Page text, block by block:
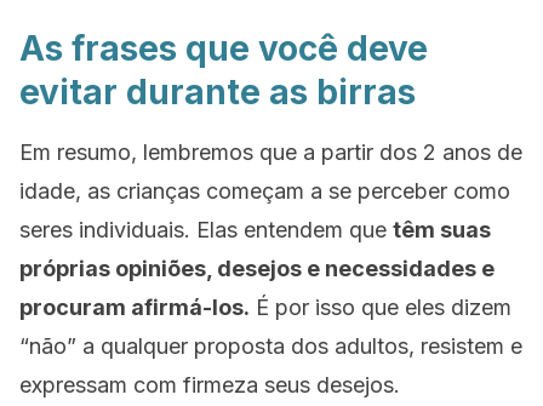
As frases que você deve
evitar durante as birras
Em resumo, lembremos que a partir dos 2 anos de
idade, as crianças começam a se perceber como
seres individuais. Elas entendem que têm suas
próprias opiniões, desejos e necessidades e
procuram afirmá-los. É por isso que eles dizem
“não” a qualquer proposta dos adultos, resistem e
expressam com firmeza seus desejos.